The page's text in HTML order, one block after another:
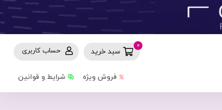
حساب کاربری سبد خرید
0
شرایط و قوانین فروش ویژه